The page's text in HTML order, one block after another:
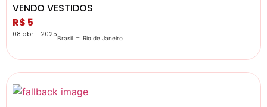
VENDO VESTIDOS
R$ 5
08 abr - 2025Brasil - Rio de Janeiro